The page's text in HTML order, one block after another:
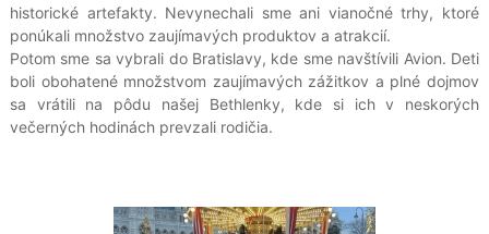
historické artefakty. Nevynechali sme ani vianočné trhy, ktoré
ponúkali množstvo zaujímavých produktov a atrakcií.
Potom sme sa vybrali do Bratislavy, kde sme navštívili Avion. Deti
boli obohatené množstvom zaujímavých zážitkov a plné dojmov
sa vrátili na pôdu našej Bethlenky, kde si ich v neskorých
večerných hodinách prevzali rodičia.